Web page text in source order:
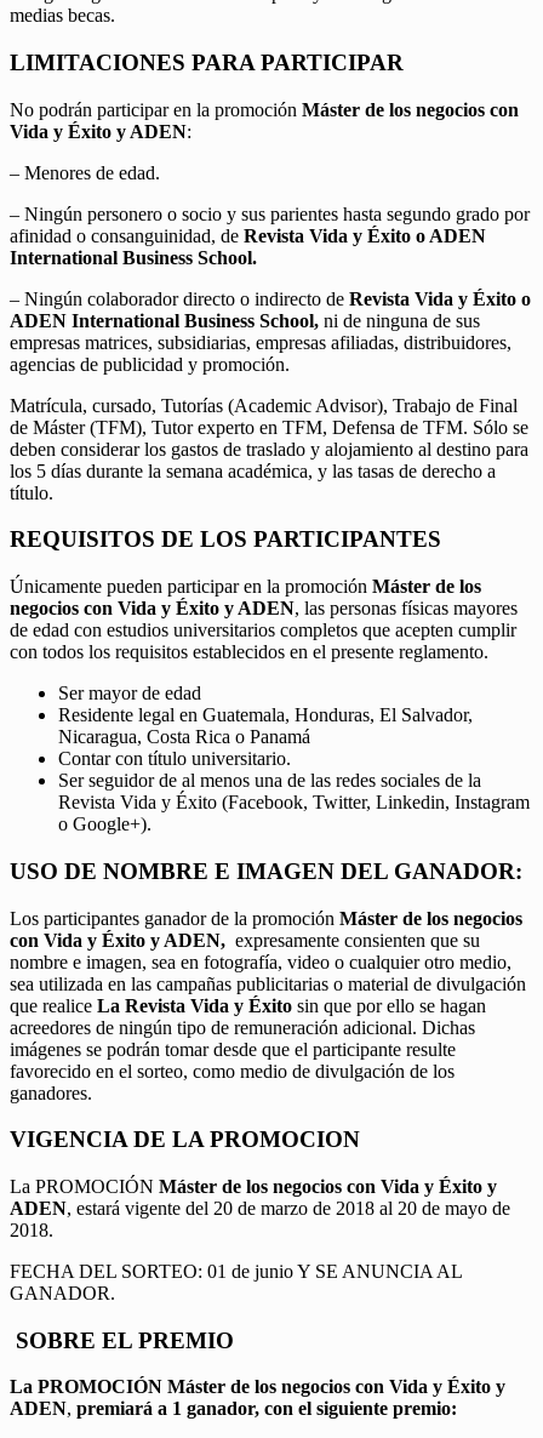
medias becas.
LIMITACIONES PARA PARTICIPAR
No podrán participar en la promoción Máster de los negocios con
Vida y Éxito y ADEN:
– Menores de edad.
– Ningún personero o socio y sus parientes hasta segundo grado por
afinidad o consanguinidad, de Revista Vida y Éxito o ADEN
International Business School.
– Ningún colaborador directo o indirecto de Revista Vida y Éxito o
ADEN International Business School, ni de ninguna de sus
empresas matrices, subsidiarias, empresas afiliadas, distribuidores,
agencias de publicidad y promoción.
Matrícula, cursado, Tutorías (Academic Advisor), Trabajo de Final
de Máster (TFM), Tutor experto en TFM, Defensa de TFM. Sólo se
deben considerar los gastos de traslado y alojamiento al destino para
los 5 días durante la semana académica, y las tasas de derecho a
título.
REQUISITOS DE LOS PARTICIPANTES
Únicamente pueden participar en la promoción Máster de los
negocios con Vida y Éxito y ADEN, las personas físicas mayores
de edad con estudios universitarios completos que acepten cumplir
con todos los requisitos establecidos en el presente reglamento.
Ser mayor de edad
Residente legal en Guatemala, Honduras, El Salvador,
Nicaragua, Costa Rica o Panamá
Contar con título universitario.
Ser seguidor de al menos una de las redes sociales de la
Revista Vida y Éxito (Facebook, Twitter, Linkedin, Instagram
o Google+).
USO DE NOMBRE E IMAGEN DEL GANADOR:
Los participantes ganador de la promoción Máster de los negocios
con Vida y Éxito y ADEN, expresamente consienten que su
nombre e imagen, sea en fotografía, video o cualquier otro medio,
sea utilizada en las campañas publicitarias o material de divulgación
que realice La Revista Vida y Éxito sin que por ello se hagan
acreedores de ningún tipo de remuneración adicional. Dichas
imágenes se podrán tomar desde que el participante resulte
favorecido en el sorteo, como medio de divulgación de los
ganadores.
VIGENCIA DE LA PROMOCION
La PROMOCIÓN Máster de los negocios con Vida y Éxito y
ADEN, estará vigente del 20 de marzo de 2018 al 20 de mayo de
2018.
FECHA DEL SORTEO: 01 de junio Y SE ANUNCIA AL
GANADOR.
SOBRE EL PREMIO
La PROMOCIÓN Máster de los negocios con Vida y Éxito y
ADEN, premiará a 1 ganador, con el siguiente premio: